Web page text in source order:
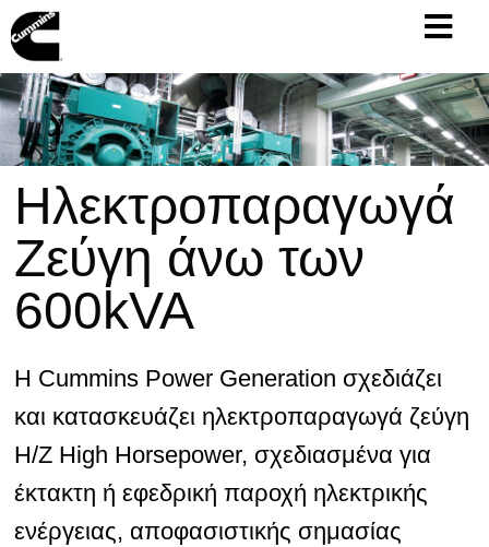
Ηλεκτροπαραγωγά
Ζεύγη άνω των
600kVA
Η Cummins Power Generation σχεδιάζει
και κατασκευάζει ηλεκτροπαραγωγά ζεύγη
Η/Ζ High Horsepower, σχεδιασμένα για
έκτακτη ή εφεδρική παροχή ηλεκτρικής
ενέργειας, αποφασιστικής σημασίας